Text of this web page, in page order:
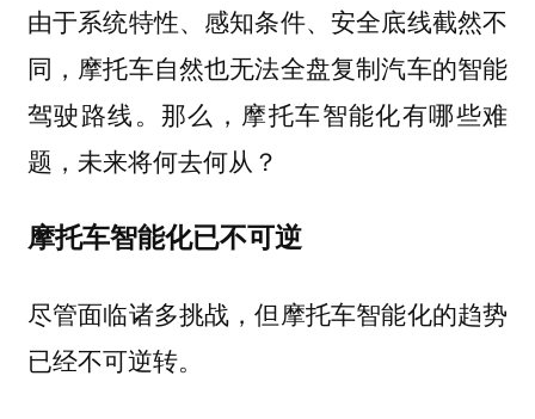
由于系统特性、感知条件、安全底线截然不
同，摩托车自然也无法全盘复制汽车的智能
驾驶路线。那么，摩托车智能化有哪些难
题，未来将何去何从？
摩托车智能化已不可逆
尽管面临诸多挑战，但摩托车智能化的趋势
已经不可逆转。